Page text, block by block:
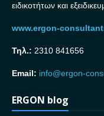
ειδικοτήτων και
www.ergon-
Τηλ.: 2310 841656
Email: info@ergon-
ERGON blog